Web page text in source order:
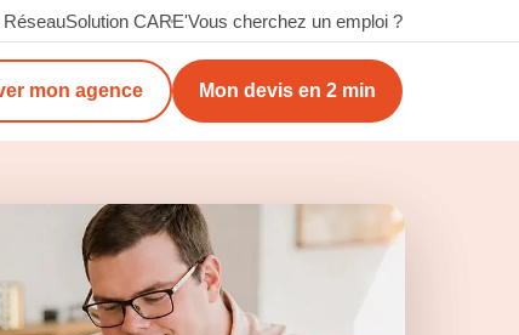
RéseauSolution CARE'Vous cherchez un emploi ?
mon agence Mon devis en 2 min